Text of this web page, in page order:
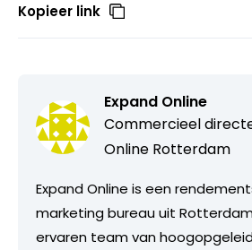
Kopieer link
Expand Online
Commercieel
Online Rotterdam
Expand Online is een
marketing bureau uit
ervaren team van